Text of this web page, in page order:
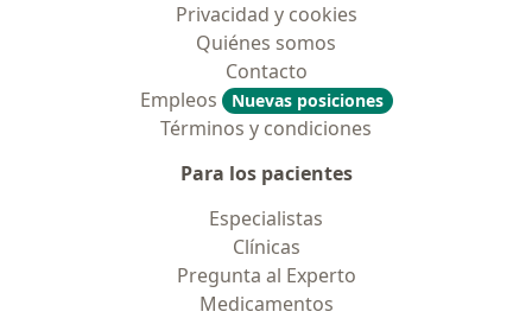
Privacidad y cookies
Quiénes somos
Contacto
Empleos
Nuevas posiciones
Términos y condiciones
Para los pacientes
Especialistas
Clínicas
Pregunta al Experto
Medicamentos